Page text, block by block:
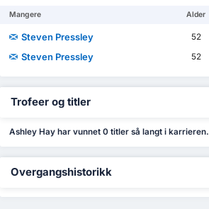
Mangere Alder
Steven Pressley 52
Steven Pressley 52
Trofeer og titler
Ashley Hay har vunnet 0 titler så langt i karrieren.
Overgangshistorikk